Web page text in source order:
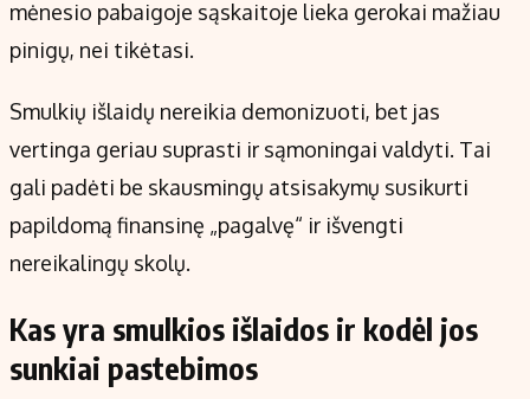
mėnesio pabaigoje sąskaitoje lieka gerokai mažiau
pinigų, nei tikėtasi.
Smulkių išlaidų nereikia demonizuoti, bet jas
vertinga geriau suprasti ir sąmoningai valdyti. Tai
gali padėti be skausmingų atsisakymų susikurti
papildomą finansinę „pagalvę“ ir išvengti
nereikalingų skolų.
Kas yra smulkios išlaidos ir kodėl jos
sunkiai pastebimos